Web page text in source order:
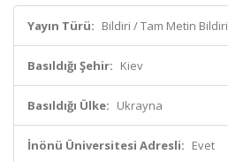
Yayın Türü: Bildiri / Tam Metin Bildiri
Basıldığı Şehir: Kiev
Basıldığı Ülke: Ukrayna
İnönü Üniversitesi Adresli: Evet